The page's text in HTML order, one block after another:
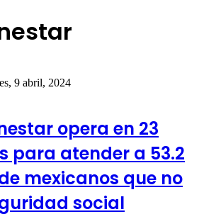
9 abril, 2024
opera en 23
para atender a 53.2
mexicanos que no
social